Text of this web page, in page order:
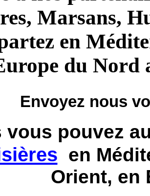
Marsans,
en
du Nord
Envoyez nous
vous pouvez
en
Orient, en